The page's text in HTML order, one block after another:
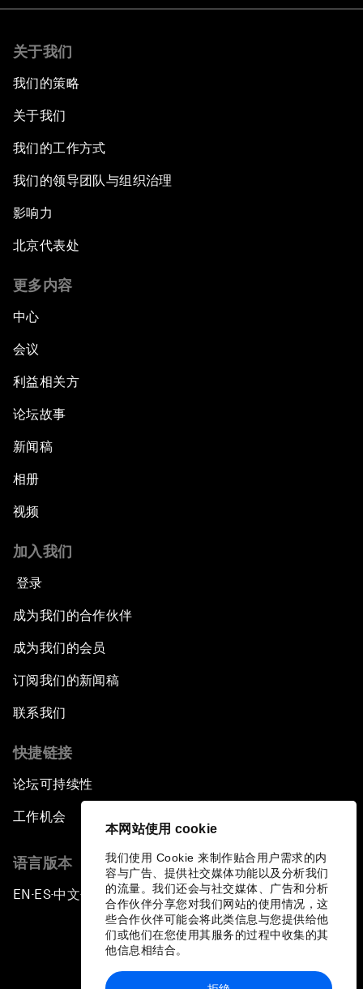
本网站使用 cookie
我们使用 Cookie 来制作贴合用户需求的内
容与广告、提供社交媒体功能以及分析我们
的流量。我们还会与社交媒体、广告和分析
合作伙伴分享您对我们网站的使用情况，这
些合作伙伴可能会将此类信息与您提供给他
们或他们在您使用其服务的过程中收集的其
他信息相结合。
关于我们
我们的策略
关于我们
我们的工作方式
我们的领导团队与组织治理
影响力
北京代表处
更多内容
中心
会议
利益相关方
论坛故事
新闻稿
相册
视频
加入我们
登录
成为我们的合作伙伴
成为我们的会员
订阅我们的新闻稿
联系我们
快捷链接
论坛可持续性
工作机会
语言版本
EN ▪ES▪中文▪ 日本語